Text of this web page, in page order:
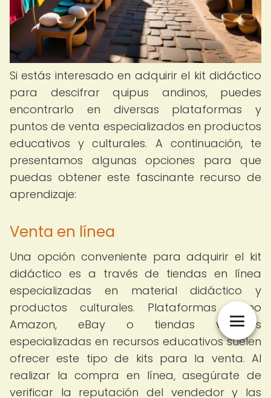
Si estás interesado en adquirir el kit didáctico
para descifrar quipus andinos, puedes
encontrarlo en diversas plataformas y
puntos de venta especializados en productos
educativos y culturales. A continuación, te
presentamos algunas opciones para que
puedas obtener este fascinante recurso de
aprendizaje:
Venta en línea
Una opción conveniente para adquirir el kit
didáctico es a través de tiendas en línea
especializadas en material didáctico y
productos culturales. Plataformas como
Amazon, eBay o tiendas virtuales
especializadas en recursos educativos suelen
ofrecer este tipo de kits para la venta. Al
realizar la compra en línea, asegúrate de
verificar la reputación del vendedor y las